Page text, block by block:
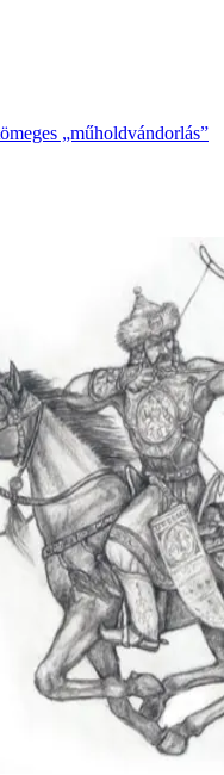
„műholdvándorlás”